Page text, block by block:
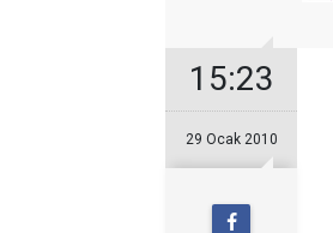
15:23
29 Ocak 2010